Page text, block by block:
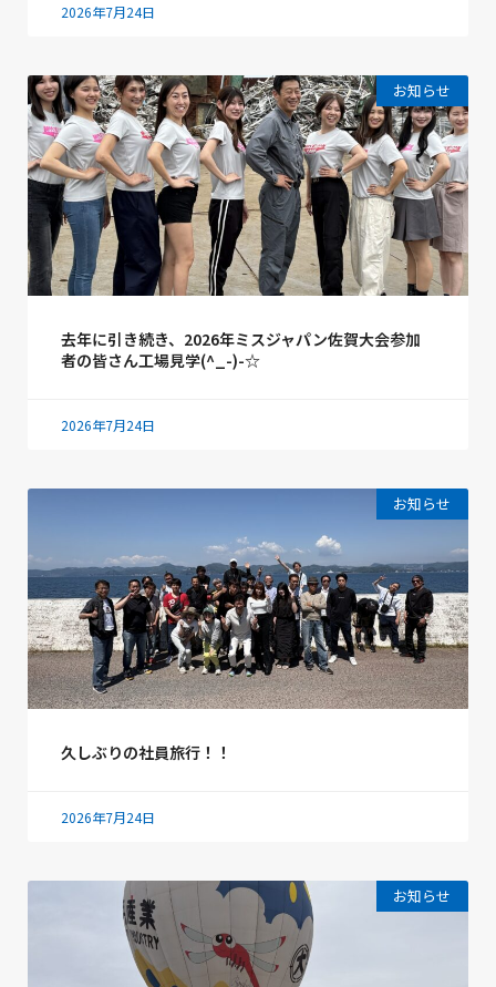
2026年7月24日
お知らせ
去年に引き続き、2026年ミスジャパン佐賀大会参加
者の皆さん工場見学(^_-)-☆
2026年7月24日
お知らせ
久しぶりの社員旅行！！
2026年7月24日
お知らせ